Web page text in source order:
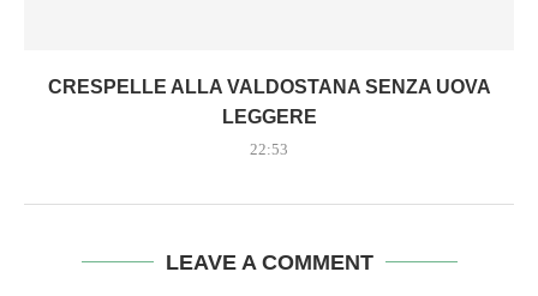
CRESPELLE ALLA VALDOSTANA SENZA UOVA
LEGGERE
22:53
LEAVE A COMMENT